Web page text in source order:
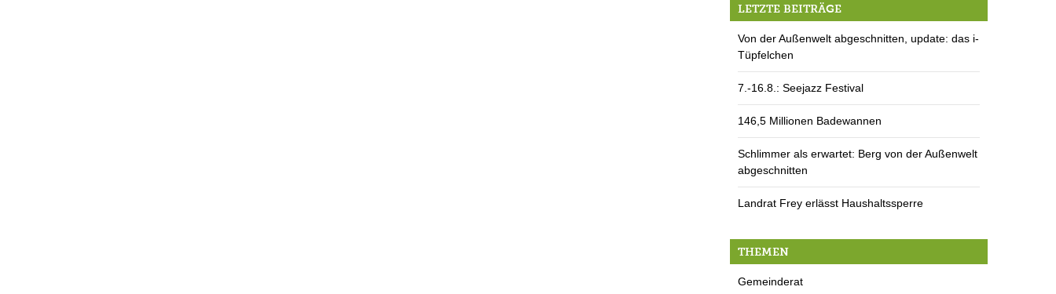
LETZTE BEITRÄGE
Von der Außenwelt abgeschnitten, update: das i-
Tüpfelchen
7.-16.8.: Seejazz Festival
146,5 Millionen Badewannen
Schlimmer als erwartet: Berg von der Außenwelt
abgeschnitten
Landrat Frey erlässt Haushaltssperre
THEMEN
Gemeinderat